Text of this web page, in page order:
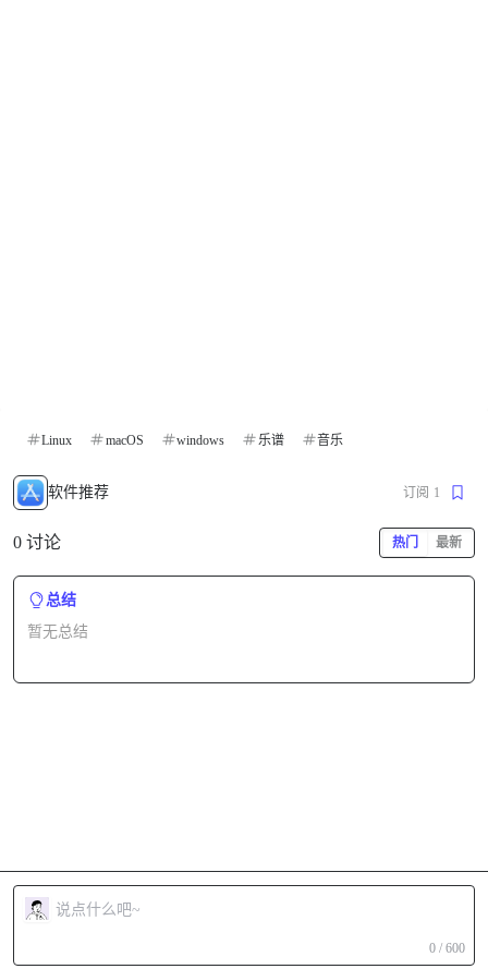
Linux macOS windows 乐谱 音乐
软件推荐 订阅 1
0 讨论 热门 最新
总结
暂无总结
0 / 600